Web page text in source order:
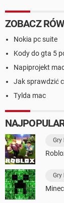
ZOBACZ
Nokia pc suite
Kody do gta 5
Napiprojekt
Jak sprawdzić
Tylda mac
Gry
Gry